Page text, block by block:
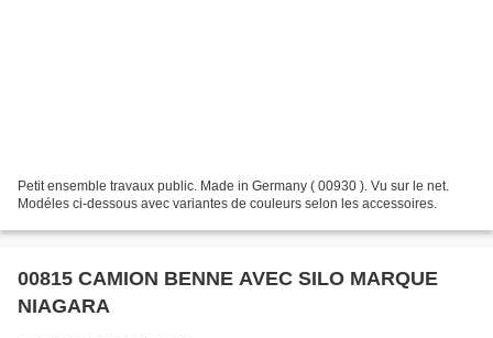
Petit ensemble travaux public. Made in Germany ( 00930 ). Vu sur le net.
Modéles ci-dessous avec variantes de couleurs selon les accessoires.
00815 CAMION BENNE AVEC SILO MARQUE
NIAGARA